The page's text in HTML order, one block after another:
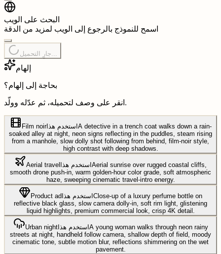
البحث على الويب
اسمح للنموذج بالرجوع إلى الويب لمزيد من الدقة
إلهام
بحاجة إلى إلهام؟
انقر على وصف لتحميله، ثم عدّله وولّد.
Film noirاستخدم هذاA detective in a trench coat walks down a rain-
soaked alley at night, neon signs reflecting in the puddles, steam rising
from a manhole, slow dolly shot following from behind, film-noir style,
high contrast with deep shadows.
Aerial travelاستخدم هذاAerial sunrise over rugged coastal cliffs,
smooth drone push-in, warm golden-hour color grade, soft atmospheric
haze, sweeping cinematic travel-intro energy.
Product adاستخدم هذاClose-up of a luxury perfume bottle on
reflective black glass, slow camera dolly-in, soft rim light, glistening
liquid highlights, premium commercial look, crisp 4K detail.
Urban nightاستخدم هذاA young woman walks through neon rainy
streets at night, handheld follow camera, shallow depth of field, moody
cinematic tone, subtle motion blur, reflections shimmering on the wet
pavement.